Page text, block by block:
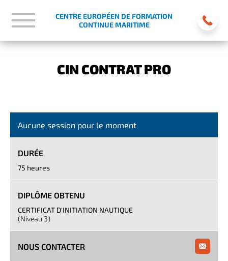
CENTRE EUROPÉEN DE FORMATION
CONTINUE MARITIME
CIN CONTRAT PRO
Aucune session pour le moment
DURÉE
75 heures
DIPLÔME OBTENU
CERTIFICAT D'INITIATION NAUTIQUE
(Niveau 3)
NOUS CONTACTER